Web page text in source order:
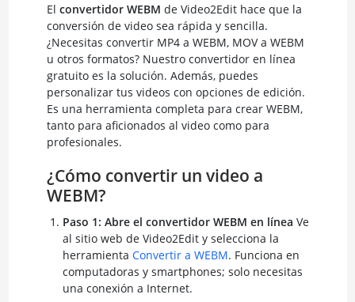
El convertidor WEBM de Video2Edit hace que la
conversión de video sea rápida y sencilla.
¿Necesitas convertir MP4 a WEBM, MOV a WEBM
u otros formatos? Nuestro convertidor en línea
gratuito es la solución. Además, puedes
personalizar tus videos con opciones de edición.
Es una herramienta completa para crear WEBM,
tanto para aficionados al video como para
profesionales.
¿Cómo convertir un video a
WEBM?
Paso 1: Abre el convertidor WEBM en línea Ve
al sitio web de Video2Edit y selecciona la
herramienta Convertir a WEBM. Funciona en
computadoras y smartphones; solo necesitas
una conexión a Internet.